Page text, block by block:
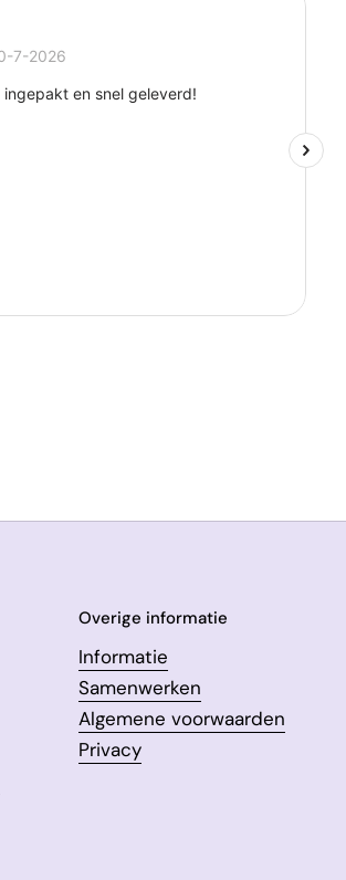
Overige informatie
Informatie
Samenwerken
Algemene voorwaarden
Privacy